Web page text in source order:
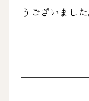
うございました